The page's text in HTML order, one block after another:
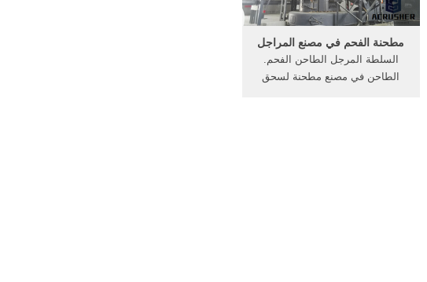
مطحنة الفحم في مصنع المراجل
السلطة المرجل الطاحن الفحم.
الطاحن في مصنع مطحنة لسحق